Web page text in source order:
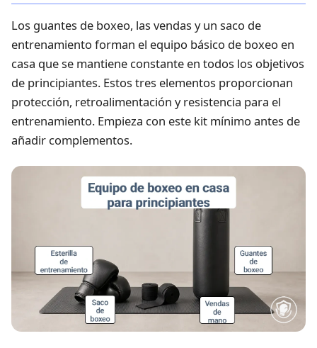
Los guantes de boxeo, las vendas y un saco de
entrenamiento forman el equipo básico de boxeo en
casa que se mantiene constante en todos los objetivos
de principiantes. Estos tres elementos proporcionan
protección, retroalimentación y resistencia para el
entrenamiento. Empieza con este kit mínimo antes de
añadir complementos.